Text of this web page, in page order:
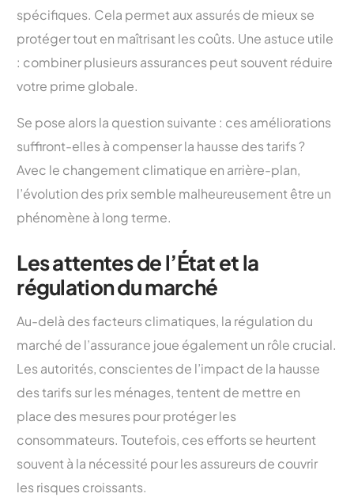
spécifiques. Cela permet aux assurés de mieux se
protéger tout en maîtrisant les coûts. Une astuce utile
: combiner plusieurs assurances peut souvent réduire
votre prime globale.
Se pose alors la question suivante : ces améliorations
suffiront-elles à compenser la hausse des tarifs ?
Avec le changement climatique en arrière-plan,
l’évolution des prix semble malheureusement être un
phénomène à long terme.
Les attentes de l’État et la
régulation du marché
Au-delà des facteurs climatiques, la régulation du
marché de l’assurance joue également un rôle crucial.
Les autorités, conscientes de l’impact de la hausse
des tarifs sur les ménages, tentent de mettre en
place des mesures pour protéger les
consommateurs. Toutefois, ces efforts se heurtent
souvent à la nécessité pour les assureurs de couvrir
les risques croissants.